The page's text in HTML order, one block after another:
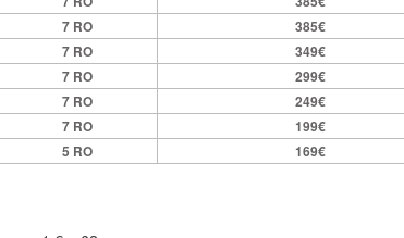
7 RO
385€
7 RO
349€
7 RO
299€
7 RO
249€
7 RO
199€
5 RO 169€